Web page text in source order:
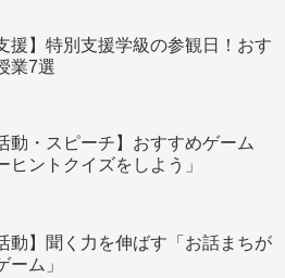
援】特別支援学級の参観日！おす
業7選
動・スピーチ】おすすめゲーム
ヒントクイズをしよう」
動】聞く力を伸ばす「お話まちが
ーム」